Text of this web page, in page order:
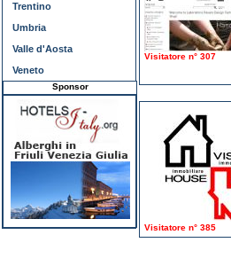
Visitatore n° 307
Visitatore n° 385
Trentino
Umbria
Valle d'Aosta
Veneto
Sponsor